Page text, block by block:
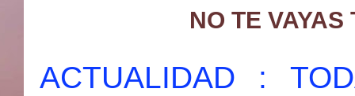
NO TE
ACTUALIDAD :